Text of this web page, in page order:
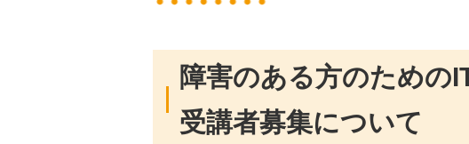
障害のある方のための
受講者募集について